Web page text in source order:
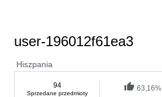
user-196012f61ea3
Hiszpania
94
Sprzedane przedmioty
63,16%